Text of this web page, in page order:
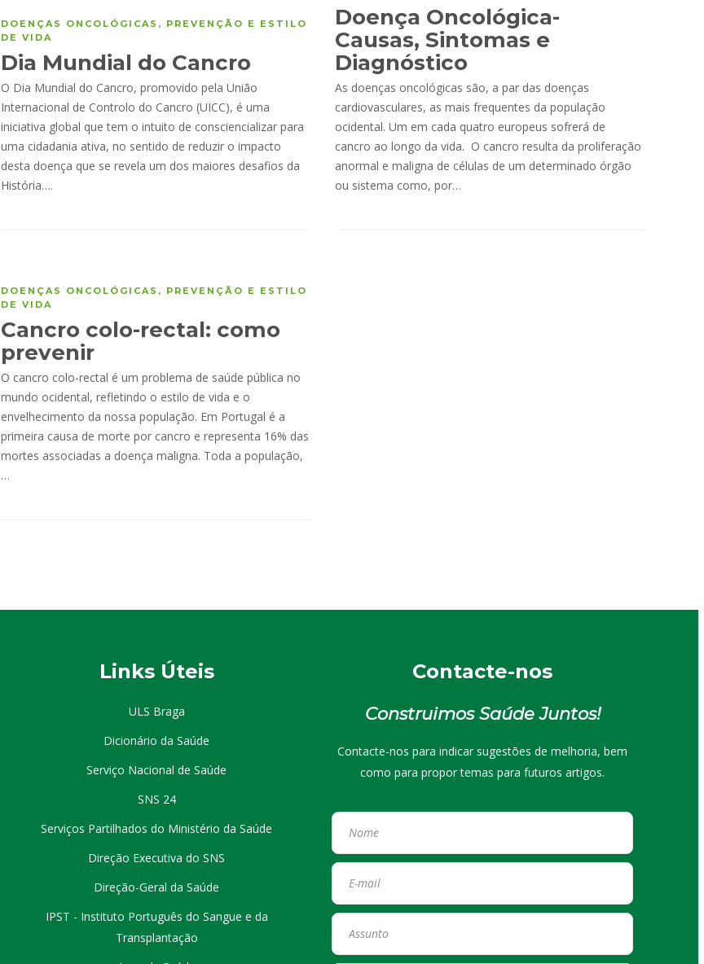
Doença Oncológica-
Causas, Sintomas e
Diagnóstico
As doenças oncológicas são, a par das doenças
cardiovasculares, as mais frequentes da população
ocidental. Um em cada quatro europeus sofrerá de
cancro ao longo da vida. O cancro resulta da proliferação
anormal e maligna de células de um determinado órgão
ou sistema como, por…
DOENÇAS ONCOLÓGICAS , PREVENÇÃO E ESTILO
DE VIDA
Dia Mundial do Cancro
O Dia Mundial do Cancro, promovido pela União
Internacional de Controlo do Cancro (UICC), é uma
iniciativa global que tem o intuito de consciencializar para
uma cidadania ativa, no sentido de reduzir o impacto
desta doença que se revela um dos maiores desafios da
História….
DOENÇAS ONCOLÓGICAS , PREVENÇÃO E ESTILO
DE VIDA
Cancro colo-rectal: como
prevenir
O cancro colo-rectal é um problema de saúde pública no
mundo ocidental, refletindo o estilo de vida e o
envelhecimento da nossa população. Em Portugal é a
primeira causa de morte por cancro e representa 16% das
mortes associadas a doença maligna. Toda a população,
…
Links Úteis
ULS Braga
Dicionário da Saúde
Serviço Nacional de Saúde
SNS 24
Serviços Partilhados do Ministério da Saúde
Direção Executiva do SNS
Direção-Geral da Saúde
IPST - Instituto Português do Sangue e da
Transplantação
Contacte-nos
Construimos Saúde Juntos!
Contacte-nos para indicar sugestões de melhoria, bem
como para propor temas para futuros artigos.